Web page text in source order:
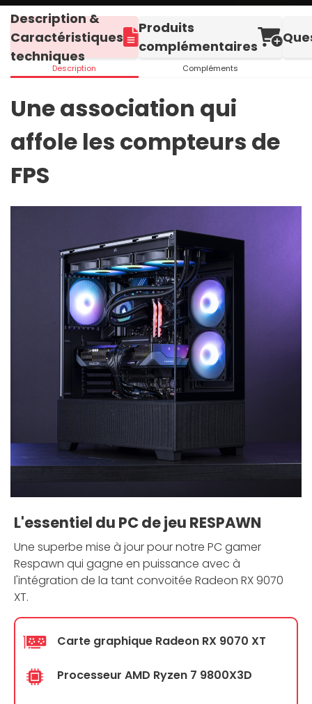
Description &
Caractéristiques
techniques
Description
Produits
complémentaires
Compléments
Une association qui
affole les compteurs de
FPS
L'essentiel du PC de jeu RESPAWN
Une superbe mise à jour pour notre PC gamer
Respawn qui gagne en puissance avec à
l'intégration de la tant convoitée Radeon RX 9070
XT.
Carte graphique Radeon RX 9070 XT
Processeur AMD Ryzen 7 9800X3D